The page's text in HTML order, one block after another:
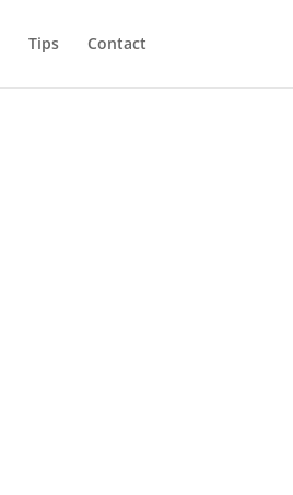
Tips Contact